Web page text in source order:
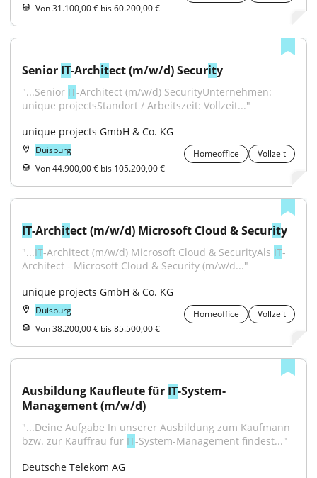
Von 31.100,00 € bis 60.200,00 €
Senior IT-Architect (m/w/d) Security
"...Senior IT-Architect (m/w/d) SecurityUnternehmen:
unique projectsStandort / Arbeitszeit: Vollzeit..."
unique projects GmbH & Co. KG
Duisburg Homeoffice
Vollzeit
Von 44.900,00 € bis 105.200,00 €
IT-Architect (m/w/d) Microsoft Cloud & Security
"...IT-Architect (m/w/d) Microsoft Cloud & SecurityAls IT-
Architect - Microsoft Cloud & Security (m/w/d..."
unique projects GmbH & Co. KG
Duisburg Homeoffice
Vollzeit
Von 38.200,00 € bis 85.500,00 €
Ausbildung Kaufleute für IT-System-
Management (m/w/d)
"...Deine Aufgabe In unserer Ausbildung zum Kaufmann
bzw. zur Kauffrau für IT-System-Management findest..."
Deutsche Telekom AG